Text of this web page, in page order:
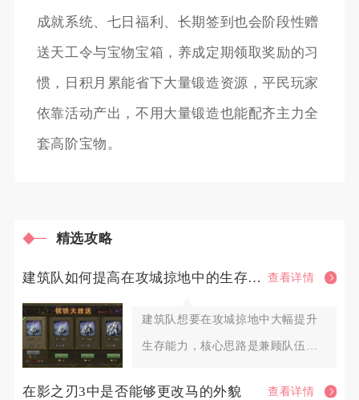
成就系统、七日福利、长期签到也会阶段性赠
送天工令与宝物宝箱，养成定期领取奖励的习
惯，日积月累能省下大量锻造资源，平民玩家
依靠活动产出，不用大量锻造也能配齐主力全
套高阶宝物。
精选攻略
建筑队如何提高在攻城掠地中的生存能力 查看详情
建筑队想要在攻城掠地中大幅提升
生存能力，核心思路是兼顾队伍基
在影之刃3中是否能够更改马的外貌 查看详情